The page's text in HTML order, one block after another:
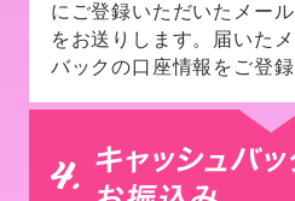
にご登録いただいたメー
をお送りします。届いた
バックの口座情報をご登録